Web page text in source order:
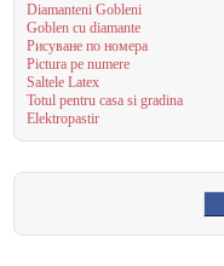
Diamanteni Gobleni
Goblen cu diamante
Рисуване по номера
Pictura pe numere
Saltele Latex
Totul pentru casa si gradina
Elektropastir